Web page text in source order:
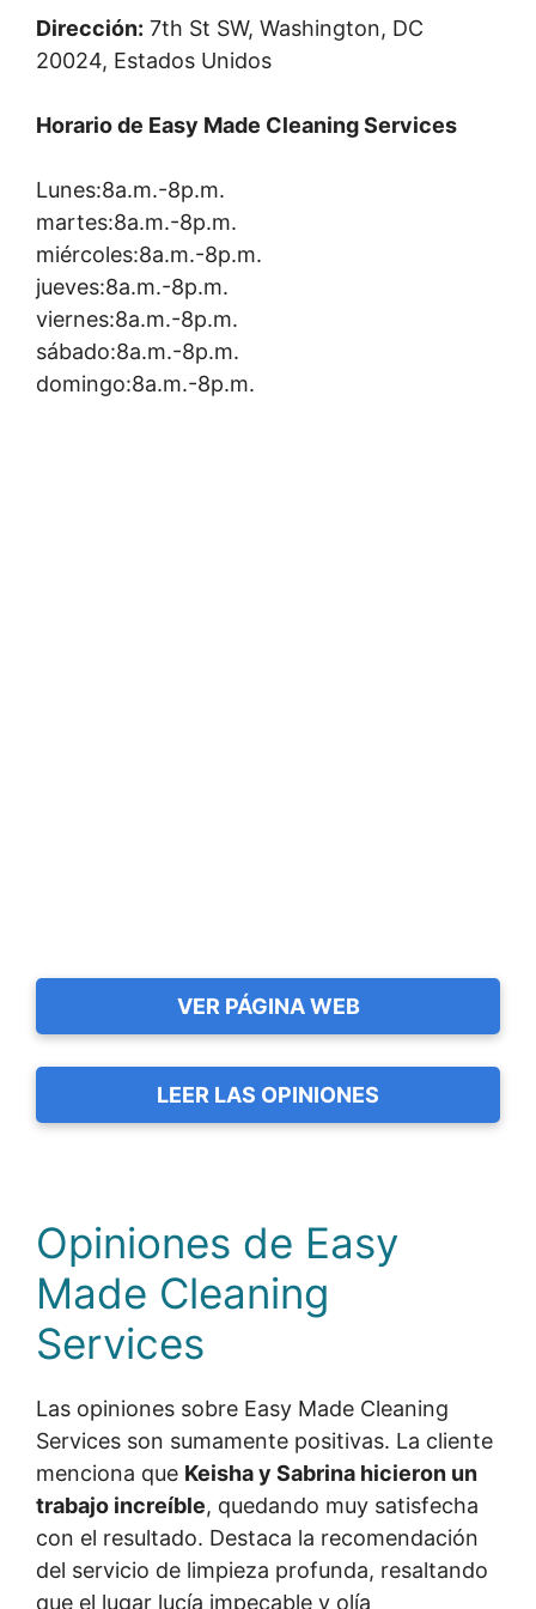
Dirección: 7th St SW, Washington, DC
20024, Estados Unidos
Horario de Easy Made Cleaning Services
Lunes:8a.m.-8p.m.
martes:8a.m.-8p.m.
miércoles:8a.m.-8p.m.
jueves:8a.m.-8p.m.
viernes:8a.m.-8p.m.
sábado:8a.m.-8p.m.
domingo:8a.m.-8p.m.
VER PÁGINA WEB
LEER LAS OPINIONES
Opiniones de Easy
Made Cleaning
Services
Las opiniones sobre Easy Made Cleaning
Services son sumamente positivas. La cliente
menciona que Keisha y Sabrina hicieron un
trabajo increíble, quedando muy satisfecha
con el resultado. Destaca la recomendación
del servicio de limpieza profunda, resaltando
que el lugar lucía impecable y olía